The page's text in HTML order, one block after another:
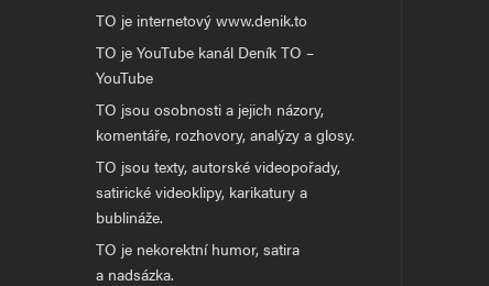
TO je internetový www.denik.to
TO je YouTube kanál Deník TO –
YouTube
TO jsou osobnosti a jejich názory,
komentáře, rozhovory, analýzy a glosy.
TO jsou texty, autorské videopořady,
satirické videoklipy, karikatury a
bublináže.
TO je nekorektní humor, satira
a nadsázka.